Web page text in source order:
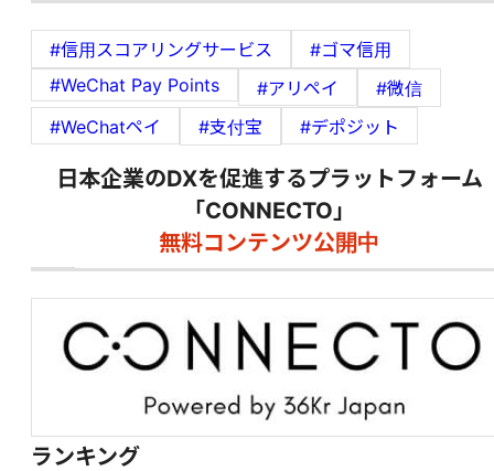
#信用スコアリングサービス
#ゴマ信用
#WeChat Pay Points
#アリペイ
#微信
#WeChatペイ
#支付宝 #デポジット
日本企業のDXを促進するプラットフォーム
「CONNECTO」
無料コンテンツ公開中
ランキング